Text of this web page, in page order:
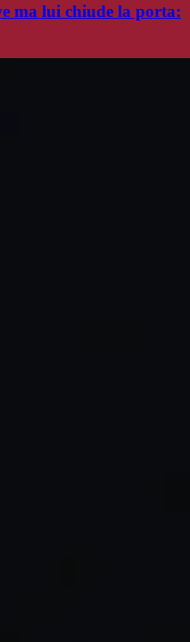
ma lui chiude la porta: